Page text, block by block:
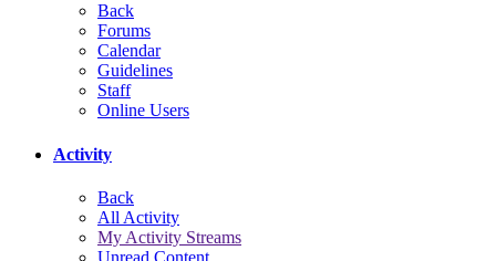
Back
Forums
Calendar
Guidelines
Staff
Online Users
Activity
Back
All Activity
My Activity Streams
Unread Content